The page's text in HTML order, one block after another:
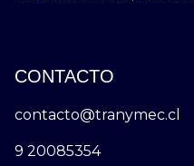
CONTACTO
contacto@tranymec.cl
9 20085354